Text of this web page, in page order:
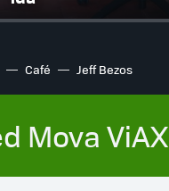
Café Jeff Bezos
Mova ViAX